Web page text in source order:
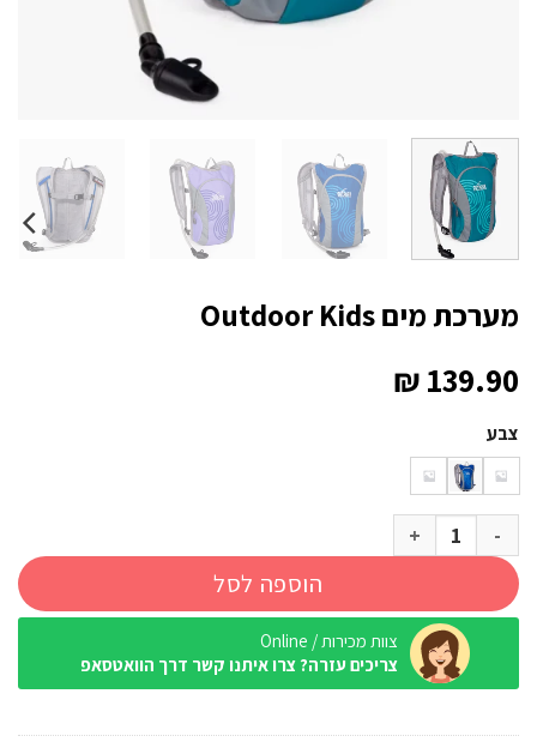
מערכת מים Outdoor Kids
₪139.90
צבע
כמות של מערכת מים Outdoor Kids
הוספה לסל
צוות מכירות / Online
צריכים עזרה? צרו איתנו קשר דרך הוואטסאפ